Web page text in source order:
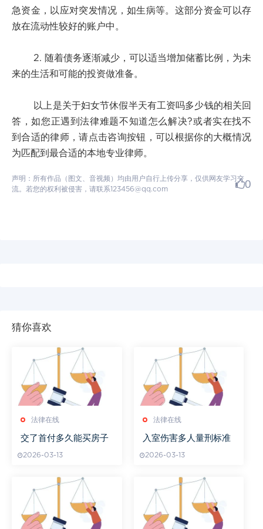
急资金，以应对突发情况，如生病等。这部分资金可以存
放在流动性较好的账户中。
2. 随着债务逐渐减少，可以适当增加储蓄比例，为未
来的生活和可能的投资做准备。
以上是关于妇女节休假半天有工资吗多少钱的相关回
答，如您正遇到法律难题不知道怎么解决?或者实在找不
到合适的律师，请点击咨询按钮，可以根据你的大概情况
为匹配到最合适的本地专业律师。
声明：所有作品（图文、音视频）均由用户自行上传分享，仅供网友学习交
流。若您的权利被侵害，请联系123456@qq.com
0
猜你喜欢
法律在线
交了首付多久能买房子
2026-03-13
法律在线
入室伤害多人量刑标准
2026-03-13